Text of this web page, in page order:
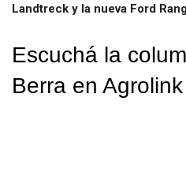
Landtreck y la nueva Ford
Escuchá la
Berra en